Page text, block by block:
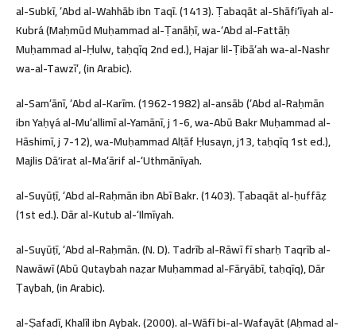
al-Subkī, ʻAbd al-Wahhāb ibn Taqī. (1413). Ṭabaqāt al-Shāfiʻīyah al-
Kubrá (Maḥmūd Muḥammad al-Ṭanāḥī, wa-ʻAbd al-Fattāḥ
Muḥammad al-Ḥulw, taḥqīq 2nd ed.), Hajar lil-Ṭibāʻah wa-al-Nashr
wa-al-Tawzīʻ, (in Arabic).
al-Samʻānī, ʻAbd al-Karīm. (1962-1982) al-ansāb (ʻAbd al-Raḥmān
ibn Yaḥyá al-Muʻallimī al-Yamānī, j 1-6, wa-Abū Bakr Muḥammad al-
Hāshimī, j 7-12), wa-Muḥammad Alṭāf Ḥusayn, j13, taḥqīq 1st ed.),
Majlis Dāʼirat al-Maʻārif al-ʻUthmānīyah.
al-Suyūṭī, ʻAbd al-Raḥmān ibn Abī Bakr. (1403). Ṭabaqāt al-ḥuffāẓ
(1st ed.). Dār al-Kutub al-ʻIlmīyah.
al-Suyūṭī, ʻAbd al-Raḥmān. (N. D). Tadrīb al-Rāwī fī sharḥ Taqrīb al-
Nawāwī (Abū Qutaybah naẓar Muḥammad al-Fāryābī, taḥqīq), Dār
Ṭaybah, (in Arabic).
al-Ṣafadī, Khalīl ibn Aybak. (2000). al-Wāfī bi-al-Wafayāt (Aḥmad al-